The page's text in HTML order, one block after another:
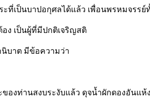
เป็นบาปอกุศลได้แล้ว เพื่อนพรหมจรร
อง เป็นผู้ที่มีปกติเจริญสติ
นิบาต มีข้อความว่า
ของท่านสงบระงับแล้ว ดุจน้ำผักดองอันแ